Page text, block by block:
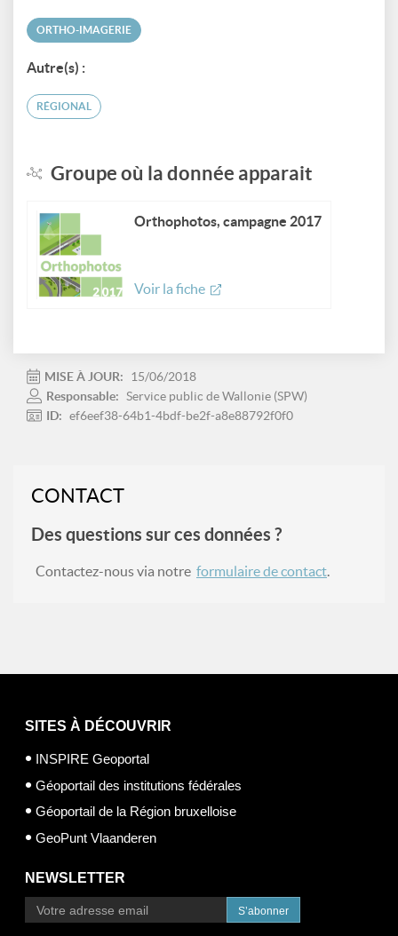
ORTHO-IMAGERIE
Autre(s) :
RÉGIONAL
Groupe où la donnée apparait
Orthophotos, campagne 2017
Voir la fiche
MISE À JOUR:
15/06/2018
Responsable: Service public de Wallonie (SPW)
ID: ef6eef38-64b1-4bdf-be2f-a8e88792f0f0
CONTACT
Des questions sur ces données ?
Contactez-nous via notre formulaire de contact.
SITES À DÉCOUVRIR
INSPIRE Geoportal
Géoportail des institutions fédérales
Géoportail de la Région bruxelloise
GeoPunt Vlaanderen
NEWSLETTER
S’abonner